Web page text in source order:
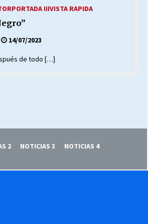
TRABAJADORES, CLIMA
13/07/2026
06/2026
PORTADA IIIVISTA RAPIDA
14/07/2023
de todo […]
2 NOTICIAS 3
NOTICIAS 4